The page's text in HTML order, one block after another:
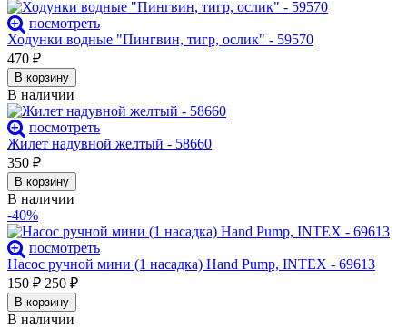
посмотреть
Ходунки водные "Пингвин, тигр, ослик" - 59570
470 ₽
В корзину
В наличии
посмотреть
Жилет надувной желтый - 58660
350 ₽
В корзину
В наличии
-40%
посмотреть
Насос ручной мини (1 насадка) Hand Pump, INTEX - 69613
150 ₽ 250 ₽
В корзину
В наличии